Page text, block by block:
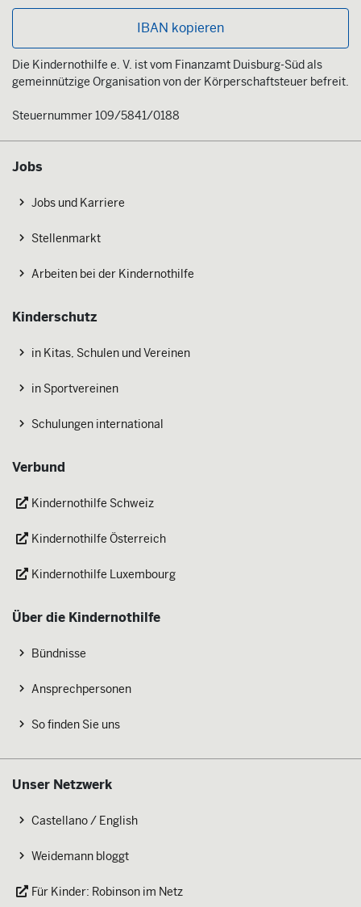
IBAN kopieren
Die Kindernothilfe e. V. ist vom Finanzamt Duisburg-Süd als
gemeinnützige Organisation von der Körperschaftsteuer befreit.
Steuernummer 109/5841/0188
Jobs
Jobs und Karriere
Stellenmarkt
Arbeiten bei der Kindernothilfe
Kinderschutz
in Kitas, Schulen und Vereinen
in Sportvereinen
Schulungen international
Verbund
Kindernothilfe Schweiz
Kindernothilfe Österreich
Kindernothilfe Luxembourg
Über die Kindernothilfe
Bündnisse
Ansprechpersonen
So finden Sie uns
Unser Netzwerk
Castellano / English
Weidemann bloggt
Für Kinder: Robinson im Netz